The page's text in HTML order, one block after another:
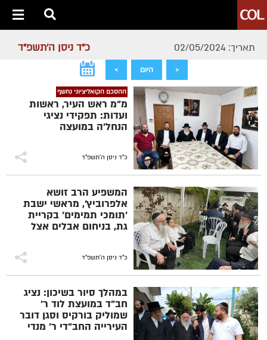
תאריך: 02/05/2024 כ"ד ניסן ה׳תשפ״ד
< היום >
ההסכם הקואליציוני נחשף
מ"מ ראש העיר, ראשות
ועדות: תפקידי נציגי
הנחל'ה במועצה
כ"ד ניסן ה׳תשפ״ד
המשפיע הרב זושא
אלפרוביץ׳, מראשי ישבת
'תומכי תמימים' בקריית
גת, בניחום אבלים אצל
בתו השליחה פייגי ע"ה
כ"ד ניסן ה׳תשפ״ד
במהלך סיור בשיכון: נציג
חב"ד במועצת לוד ר'
שמוליק בורקיס וסגן דובר
העירייה החב"די ר' מנדי